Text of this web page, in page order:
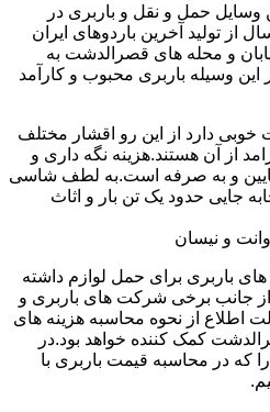
وسایل حمل و نقل و باربری در
از تولید آخرین باردوهای ایران
و محله های قصرالدشت به
وسیله باربری محبوب و کارآمد
خوبی دارد از این رو اقشار مختلف
از آن هستند.هزینه نگه داری و
و به صرفه است.به لطف شاسی
جایی حدود یک تن بار و اثاث
و نیسان
های باربری برای حمل لوازم داشته
از جانب برخی شرکت های باربری و
اطلاع از نحوه محاسبه هزینه های
کمک کننده خواهد بود.در
که در محاسبه قیمت باربری با